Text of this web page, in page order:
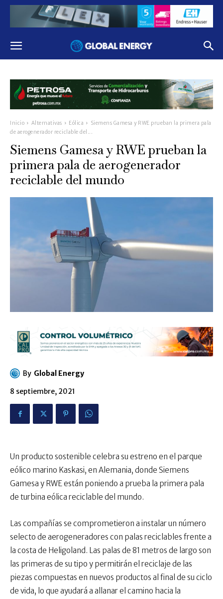
Inicio Alternativas Eólica
Siemens Gamesa y RWE prueban la primera pala
de aerogenerador reciclable del...
Siemens Gamesa y RWE prueban la
primera pala de aerogenerador
reciclable del mundo
By Global Energy
8 septiembre, 2021
Un producto sostenible celebra su estreno en el parque
eólico marino Kaskasi, en Alemania, donde Siemens
Gamesa y RWE están poniendo a prueba la primera pala
de turbina eólica reciclable del mundo.
Las compañías se comprometieron a instalar un número
selecto de aerogeneradores con palas reciclables frente a
la costa de Heligoland. Las palas de 81 metros de largo son
las primeras de su tipo y permitirán el reciclaje de las
piezas compuestas en nuevos productos al final de su ciclo
de vida, lo que ayudará a allanar el camino hacia la